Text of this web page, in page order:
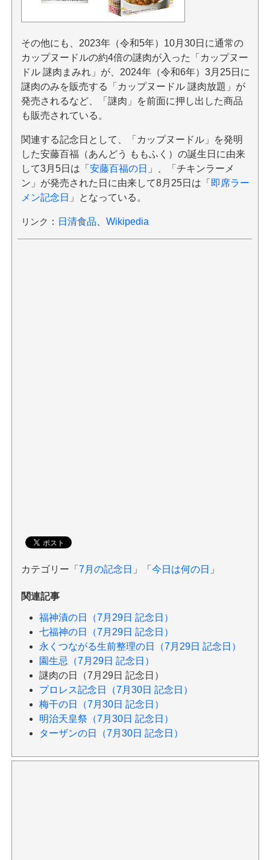
その他にも、2023年（令和5年）10月30日に通常の
カップヌードルの約4倍の謎肉が入った「カップヌー
ドル 謎肉まみれ」が、2024年（令和6年）3月25日に
謎肉のみを販売する「カップヌードル 謎肉放題」が
発売されるなど、「謎肉」を前面に押し出した商品
も販売されている。
関連する記念日として、「カップヌードル」を発明
した安藤百福（あんどう ももふく）の誕生日に由来
して3月5日は「 安藤百福の日 」、「チキンラーメ
ン」が発売された日に由来して8月25日は「 即席ラー
メン記念日 」となっている。
リンク ： 日清食品 Wikipedia
カテゴリー「 7月の記念日 」「 今日は何の日 」
関連記事
福神漬の日（7月29日 記念日）
七福神の日（7月29日 記念日）
永くつながる生前整理の日（7月29日 記念日）
園生忌（7月29日 記念日）
謎肉の日（7月29日 記念日）
プロレス記念日（7月30日 記念日）
梅干の日（7月30日 記念日）
明治天皇祭（7月30日 記念日）
ターザンの日（7月30日 記念日）